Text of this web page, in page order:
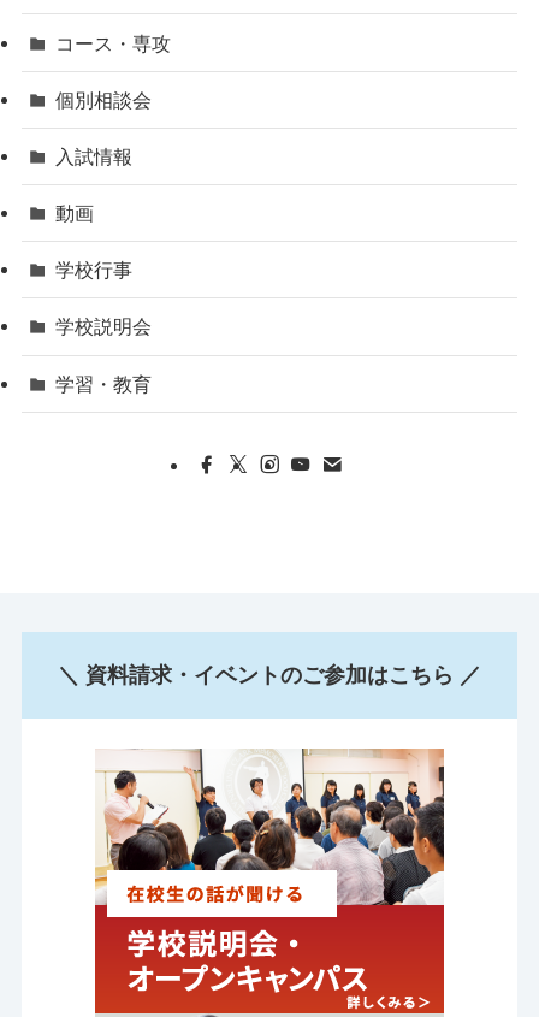
コース・専攻
個別相談会
入試情報
動画
学校行事
学校説明会
学習・教育
＼ 資料請求・イベントのご参加はこちら ／